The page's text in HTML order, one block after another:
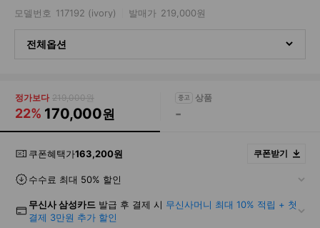
모델번호 117192 (ivory) 발매가 219,000원
전체옵션
정가보다 219,000원
22% 170,000원 -